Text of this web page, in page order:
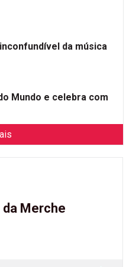
da música
Mundo e celebra com
da Merche